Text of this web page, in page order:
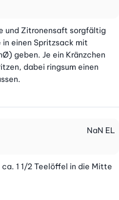
und Zitronensaft sorgfältig
einen Spritzsack mit
geben. Je ein Kränzchen
dabei ringsum einen
NaN EL
1 1/2 Teelöffel in die Mitte